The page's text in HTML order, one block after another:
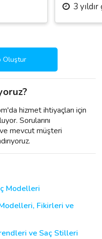
3
Oluştur
hizmet ihtiyaçları için
Sorularını
mevcut müşteri
Modelleri
Fikirleri ve
ve Saç Stilleri